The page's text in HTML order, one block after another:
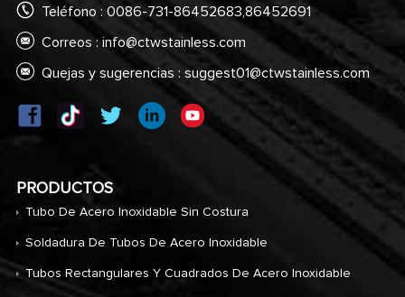
Teléfono : 0086-731-86452683,86452691
Correos : info@ctwstainless.com
Quejas y sugerencias : suggest01@ctwstainless.com
PRODUCTOS
Tubo De Acero Inoxidable Sin Costura
Soldadura De Tubos De Acero Inoxidable
Tubos Rectangulares Y Cuadrados De Acero Inoxidable